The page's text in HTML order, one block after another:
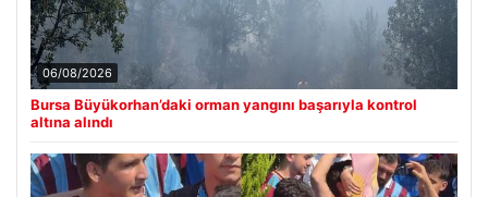
06/08/2026
Bursa Büyükorhan’daki orman yangını başarıyla kontrol
altına alındı